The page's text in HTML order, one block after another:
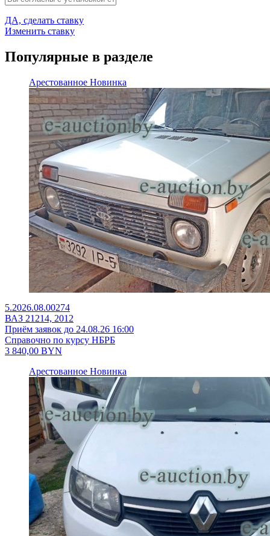
ДА, сделать ставку
Изменить ставку
Популярные в разделе
Арестованное Новинка
5.2026.08.00274
ВАЗ 21214, 2012
Приём заявок до 24.08.26 16:00
Справочно по курсу НБРБ
3 840,00 BYN
Арестованное Новинка